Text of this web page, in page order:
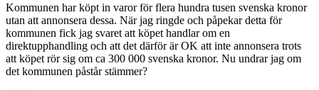
Kommunen har köpt in varor för flera hundra tusen svenska kronor
utan att annonsera dessa. När jag ringde och påpekar detta för
kommunen fick jag svaret att köpet handlar om en
direktupphandling och att det därför är OK att inte annonsera trots
att köpet rör sig om ca 300 000 svenska kronor. Nu undrar jag om
det kommunen påstår stämmer?